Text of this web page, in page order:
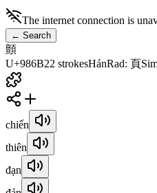
The internet connection is
← Search
顫
U+986B22 strokesHánRad: 頁
chiến
thiên
đạn